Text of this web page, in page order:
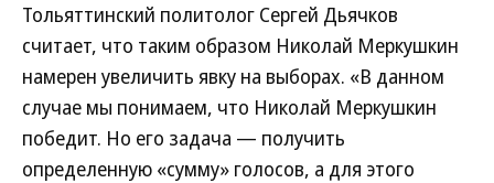
Тольяттинский политолог Сергей Дьячков
считает, что таким образом Николай Меркушкин
намерен увеличить явку на выборах. «В данном
случае мы понимаем, что Николай Меркушкин
победит. Но его задача — получить
определенную «сумму» голосов, а для этого